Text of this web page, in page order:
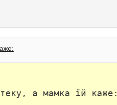
а мамка їй каже: